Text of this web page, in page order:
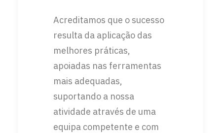
Acreditamos que o sucesso
resulta da aplicação das
melhores práticas,
apoiadas nas ferramentas
mais adequadas,
suportando a nossa
atividade através de uma
equipa competente e com